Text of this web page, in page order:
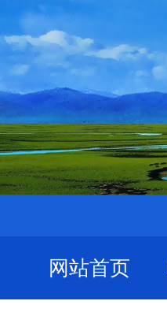
网站首页